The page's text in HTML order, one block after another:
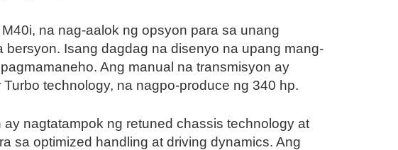
na nag-aalok ng opsyon para sa unang
Isang dagdag na disenyo na upang mang-
Ang manual na transmisyon ay
technology, na nagpo-produce ng 340 hp.
nagtatampok ng retuned chassis technology at
sa optimized handling at driving dynamics. Ang